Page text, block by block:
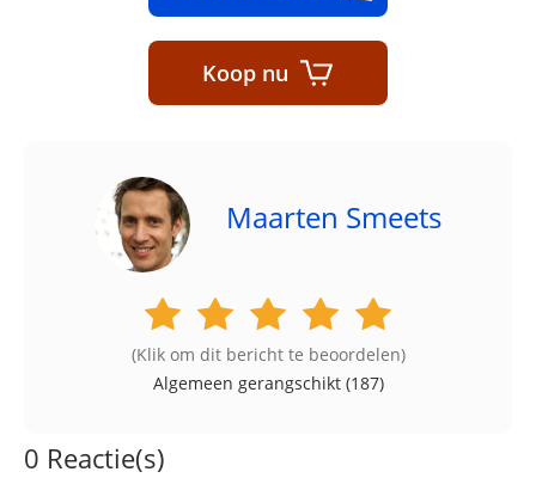
Koop nu
Maarten Smeets
(Klik om dit bericht te beoordelen)
Algemeen gerangschikt (187)
0 Reactie(s)